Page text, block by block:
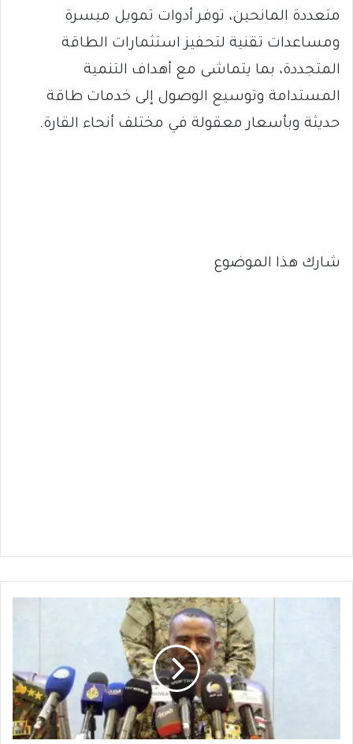
متعددة المانحين، توفر أدوات تمويل ميسرة
ومساعدات تقنية لتحفيز استثمارات الطاقة
المتجددة، بما يتماشى مع أهداف التنمية
المستدامة وتوسيع الوصول إلى خدمات طاقة
حديثة وبأسعار معقولة في مختلف أنحاء القارة.
شارك هذا الموضوع
من